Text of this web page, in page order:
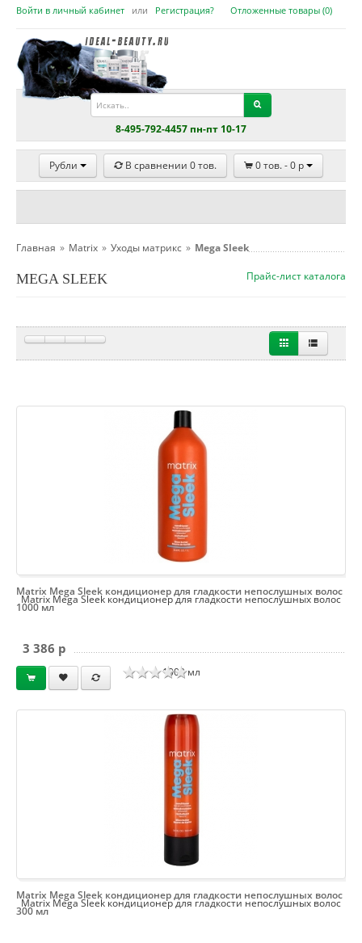
Войти в личный кабинет или Регистрация? Отложенные товары (0)
8-495-792-4457 пн-пт 10-17
Рубли В сравнении 0тов. 0тов. -0 p
Главная » Matrix » Уходы матрикс » Mega Sleek
Прайс-лист каталога
MEGA SLEEK
Matrix Mega Sleek кондиционер для гладкости непослушных волос
1000 мл
Matrix Mega Sleek кондиционер для гладкости непослушных волос
1000 мл
3 386 p
Matrix Mega Sleek кондиционер для гладкости непослушных волос
Matrix Mega Sleek кондиционер для гладкости непослушных волос
300 мл